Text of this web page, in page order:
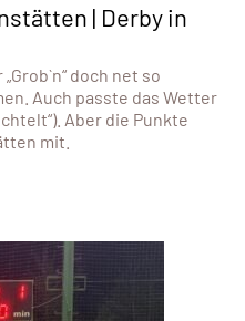
| Derby in
doch net so
Auch passte das Wetter
Aber die Punkte
mit.